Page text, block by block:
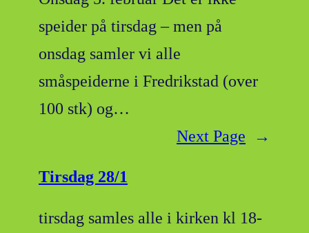
speider på tirsdag – men på
onsdag samler vi alle
småspeiderne i Fredrikstad (over
100 stk) og…
Next Page
→
Tirsdag 28/1
tirsdag samles alle i kirken kl 18-